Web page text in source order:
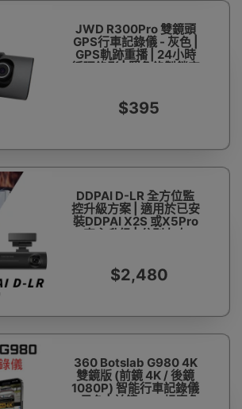
JWD R300Pro 雙鏡頭
GPS行車記錄儀 - 灰色 |
GPS軌跡重播 | 24小時
循環錄影 | 緊急錄製鎖定
$395
DDPAI D-LR 全方位監
控升級方案 | 適用於已安
裝DDPAI X2S 或X5Pro
車主升級 | 分別左右
$2,480
360 Botslab G980 4K
雙鏡版 (前鏡 4K / 後鏡
1080P) 智能行車記錄儀
- 黑色 | 前鏡170°超廣角